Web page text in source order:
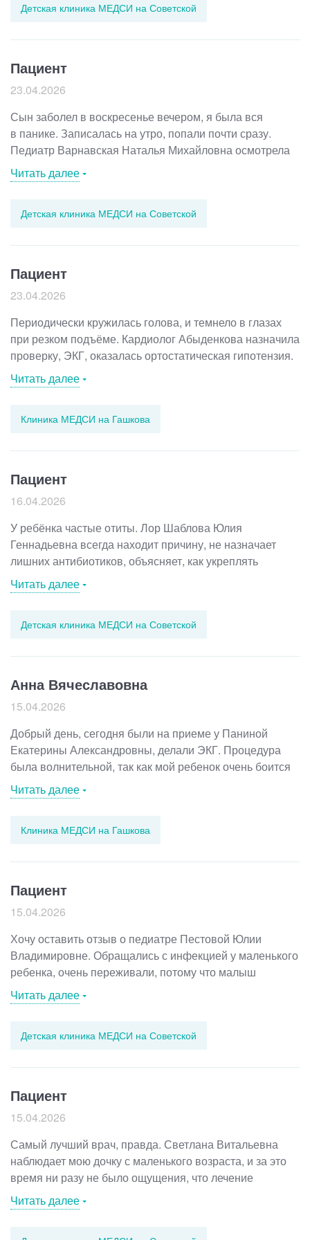
три дня после начала лечения: чувствую себя
рекомендую!
внимательно посмотрит, выслушает, объяснит, что
лет у меня ни разу не было ощущения, что мы делаем
что-то зря или лечимся на всякий случай. Сейчас я уже
всем подряд ее советую. Крестных детей к ней
направляю, друзьям постоянно рекомендую.
Детская клиника МЕДСИ на Советской
Пациент
23.04.2026
Сын заболел в воскресенье вечером, я была вся
в панике. Записалась на утро, попали почти сразу.
Педиатр Варнавская Наталья Михайловна осмотрела
внимательно и тщательно, проверила горло,
лимфоузлы, послушала лёгкие. Объяснила, что делать
разобралась, а не просто выписала что-то для галочки.
Читать далее
Детская клиника МЕДСИ на Советской
Пациент
23.04.2026
Периодически кружилась голова, и темнело в глазах
при резком подъёме. Кардиолог Абыденкова назначила
проверку, ЭКГ, оказалась ортостатическая гипотензия.
Объяснила, что делать и чего избегать, никаких
невыполнимых рекомендаций не было, все посильное.
Читать далее
Клиника МЕДСИ на Гашкова
Пациент
16.04.2026
У ребёнка частые отиты. Лор Шаблова Юлия
Геннадьевна всегда находит причину, не назначает
лишних антибиотиков, объясняет, как укреплять
иммунитет. Вообще я замечаю, что в МЕДСИ очень
сильные специалисты.
Читать далее
Детская клиника МЕДСИ на Советской
Анна Вячеславовна
15.04.2026
Добрый день, сегодня были на приеме у Паниной
Екатерины Александровны, делали ЭКГ. Процедура
была волнительной, так как мой ребенок очень боится
врачей. Благодарю Екатерину Александровну,
что она была терпеливой, спокойной и ласковой к моей
результат.
Читать далее
Клиника МЕДСИ на Гашкова
Пациент
15.04.2026
Хочу оставить отзыв о педиатре Пестовой Юлии
Владимировне. Обращались с инфекцией у маленького
ребенка, очень переживали, потому что малыш
капризничал, и состояние менялось быстро. На приеме
врач не спешила и не отмахивалась, внимательно
за последние дни, что уже пробовали дома.
за детали и объясняет простыми словами, почему
делает именно такие выводы. Лечение назначила
нормальное без лишнего. Уже пошли на поправку,
ребенку заметно легче, и мы тоже выдохнули.
Читать далее
Детская клиника МЕДСИ на Советской
Пациент
15.04.2026
Самый лучший врач, правда. Светлана Витальевна
наблюдает мою дочку с маленького возраста, и за это
время ни разу не было ощущения, что лечение
назначено наугад. Если что-то рекомендует, то потом
виден результат, поэтому доверие полное. Очень чутко
Читать далее